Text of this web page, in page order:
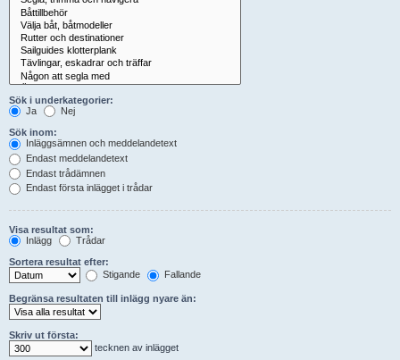
Sök i underkategorier:
Ja
Nej
Sök inom:
Inläggsämnen och meddelandetext
Endast meddelandetext
Endast trådämnen
Endast första inlägget i trådar
Visa resultat som:
Inlägg
Trådar
Sortera resultat efter:
Stigande
Fallande
Begränsa resultaten till inlägg nyare än:
Skriv ut första:
tecknen av inlägget